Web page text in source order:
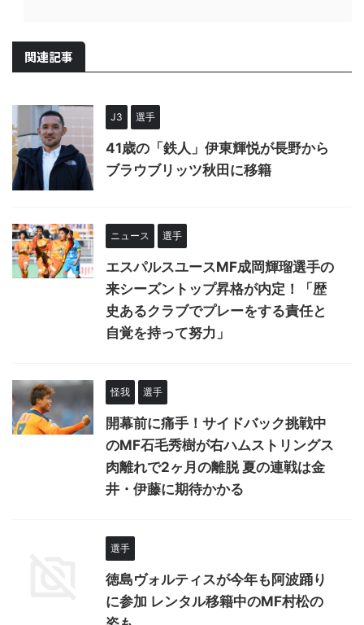
関連記事
J3 選手
41歳の「鉄人」伊東輝悦が長野から
ブラウブリッツ秋田に移籍
ニュース 選手
エスパルスユースMF成岡輝瑠選手の
来シーズントップ昇格が内定！「歴
史あるクラブでプレーをする責任と
自覚を持って努力」
怪我 選手
開幕前に痛手！サイドバック挑戦中
のMF石毛秀樹が右ハムストリングス
肉離れで2ヶ月の離脱 夏の連戦は金
井・伊藤に期待かかる
選手
徳島ヴォルティスが今年も阿波踊り
に参加 レンタル移籍中のMF村松の